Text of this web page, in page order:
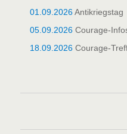
01.09.2026Antikriegstag
05.09.2026 Courage-
18.09.2026 Courage-